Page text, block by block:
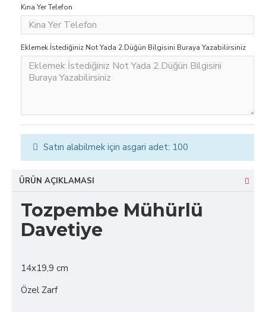
Kına Yer Telefon
Eklemek İstediğiniz Not Yada 2.Düğün Bilgisini Buraya Yazabilirsiniz
Satın alabilmek için asgari adet: 100
ÜRÜN AÇIKLAMASI
Tozpembe Mühürlü
Davetiye
14x19,9 cm
Özel Zarf